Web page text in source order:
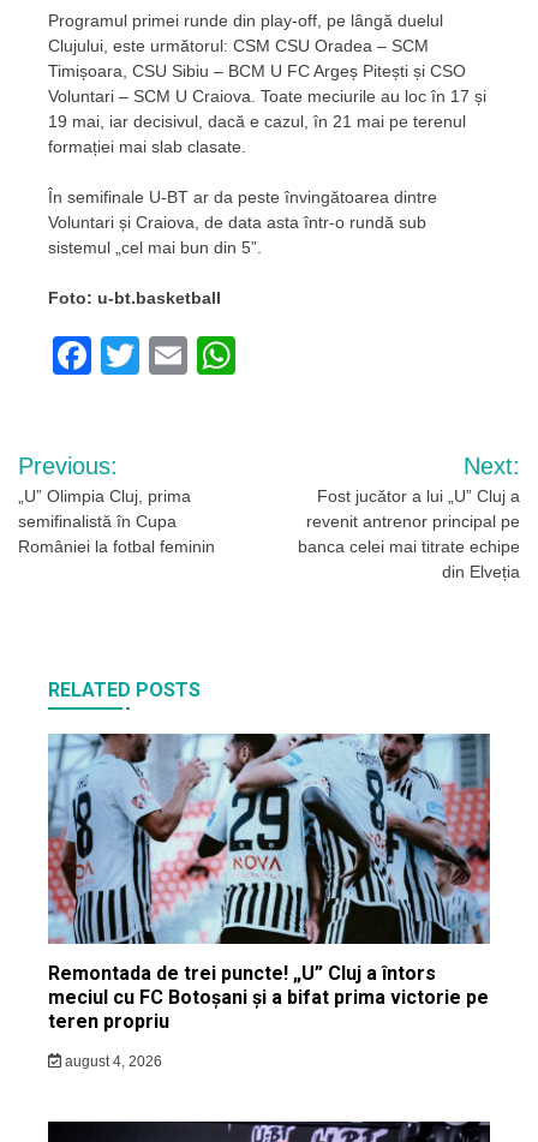
Programul primei runde din play-off, pe lângă duelul
Clujului, este următorul: CSM CSU Oradea – SCM
Timișoara, CSU Sibiu – BCM U FC Argeș Pitești și CSO
Voluntari – SCM U Craiova. Toate meciurile au loc în 17 și
19 mai, iar decisivul, dacă e cazul, în 21 mai pe terenul
formației mai slab clasate.
În semifinale U-BT ar da peste învingătoarea dintre
Voluntari și Craiova, de data asta într-o rundă sub
sistemul „cel mai bun din 5”.
Foto: u-bt.basketball
Facebook
TwitterEmail
Navigare
în
articole
Previous:
„U” Olimpia Cluj, prima
semifinalistă în Cupa
României la fotbal feminin
Next:
Fost jucător a lui „U” Cluj a
revenit antrenor principal pe
banca celei mai titrate echipe
din Elveția
RELATED POSTS
Remontada de trei puncte! „U” Cluj a întors
meciul cu FC Botoșani și a bifat prima victorie pe
teren propriu
august 4, 2026